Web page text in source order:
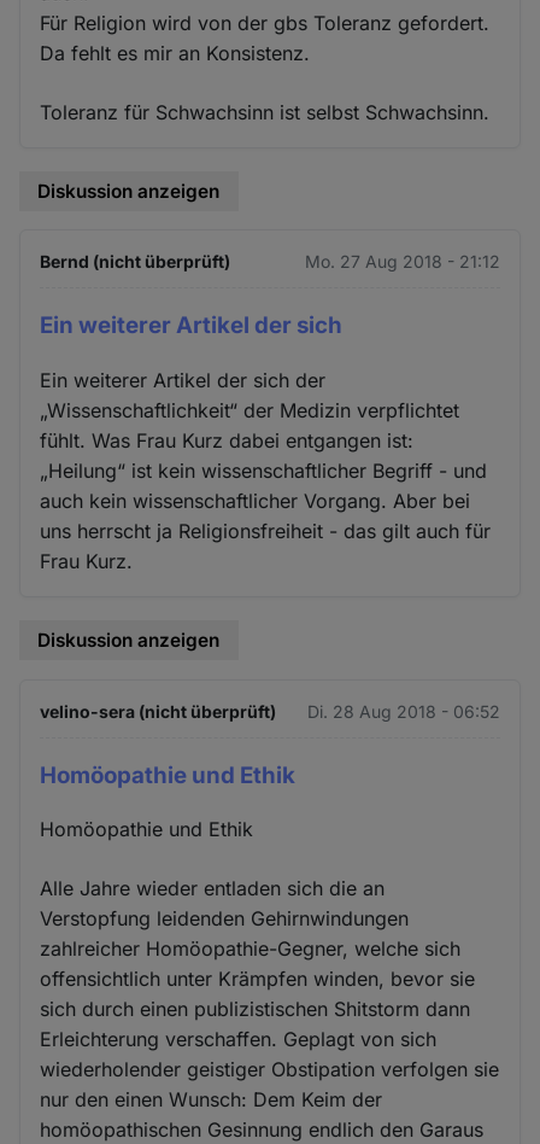
Für Religion wird von der gbs Toleranz gefordert.
Da fehlt es mir an Konsistenz.
Toleranz für Schwachsinn ist selbst Schwachsinn.
Diskussion anzeigen
Bernd (nicht überprüft) Mo. 27 Aug 2018 - 21:12
Ein weiterer Artikel der sich
Ein weiterer Artikel der sich der
„Wissenschaftlichkeit“ der Medizin verpflichtet
fühlt. Was Frau Kurz dabei entgangen ist:
„Heilung“ ist kein wissenschaftlicher Begriff - und
auch kein wissenschaftlicher Vorgang. Aber bei
uns herrscht ja Religionsfreiheit - das gilt auch für
Frau Kurz.
Diskussion anzeigen
velino-sera (nicht überprüft) Di. 28 Aug 2018 - 06:52
Homöopathie und Ethik
Homöopathie und Ethik
Alle Jahre wieder entladen sich die an
Verstopfung leidenden Gehirnwindungen
zahlreicher Homöopathie-Gegner, welche sich
offensichtlich unter Krämpfen winden, bevor sie
sich durch einen publizistischen Shitstorm dann
Erleichterung verschaffen. Geplagt von sich
wiederholender geistiger Obstipation verfolgen sie
nur den einen Wunsch: Dem Keim der
homöopathischen Gesinnung endlich den Garaus